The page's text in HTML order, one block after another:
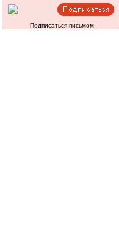
Подписаться письмом